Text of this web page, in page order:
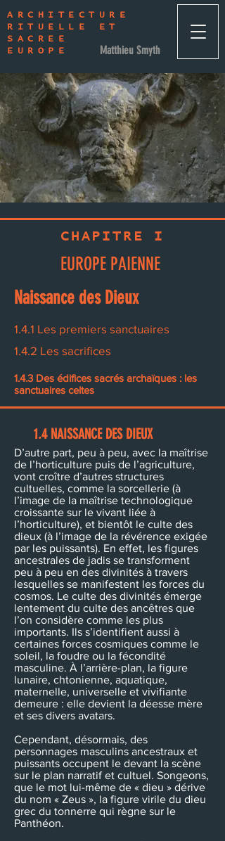
ARCHITECTURE
RITUELLE ET
SACREE
EUROPE
Matthieu Smyth
CHAPITRE I
EUROPE PAIENNE
Naissance des Dieux
1.4.1 Les premiers sanctuaires
1.4.2 Les sacrifices
1.4.3 Des édifices sacrés archaïques : les
sanctuaires celtes
1.4 NAISSANCE DES DIEUX
D’autre part, peu à peu, avec la maîtrise
de l’horticulture puis de l’agriculture,
vont croître d’autres structures
cultuelles, comme la sorcellerie (à
l’image de la maîtrise technologique
croissante sur le vivant liée à
l’horticulture), et bientôt le culte des
dieux (à l’image de la révérence exigée
par les puissants). En effet, les figures
ancestrales de jadis se transforment
peu à peu en des divinités à travers
lesquelles se manifestent les forces du
cosmos. Le culte des divinités émerge
lentement du culte des ancêtres que
l’on considère comme les plus
importants. Ils s’identifient aussi à
certaines forces cosmiques comme le
soleil, la foudre ou la fécondité
masculine. À l’arrière-plan, la figure
lunaire, chtonienne, aquatique,
maternelle, universelle et vivifiante
demeure : elle devient la déesse mère
et ses divers avatars.
Cependant, désormais, des
personnages masculins ancestraux et
puissants occupent le devant la scène
sur le plan narratif et cultuel. Songeons,
que le mot lui-même de « dieu » dérive
du nom « Zeus », la figure virile du dieu
grec du tonnerre qui règne sur le
Panthéon.